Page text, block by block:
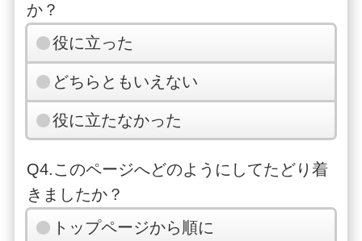
か？
役に立った
どちらともいえない
役に立たなかった
Q4.このページへどのようにしてたどり着
きましたか？
トップページから順に